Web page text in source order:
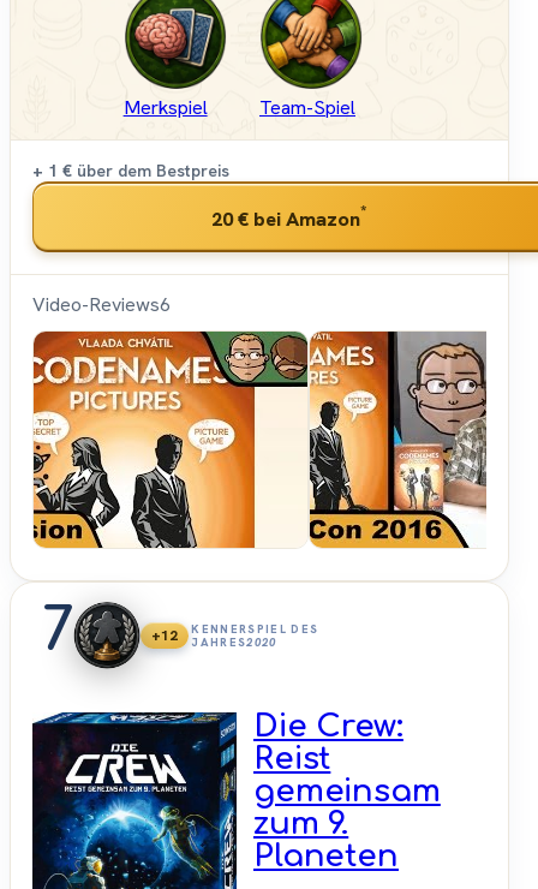
Merkspiel Team-Spiel
+ 1 € über dem Bestpreis
20 € bei Amazon*
Video-Reviews6
Hunter &
Cron -
Brettspiele
7 +12
KENNERSPIEL DES
JAHRES2020
Die Crew:
Reist
gemeinsam
zum 9.
Planeten